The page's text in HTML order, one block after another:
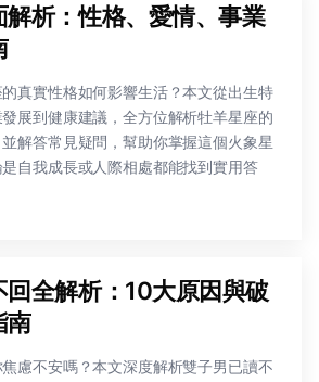
析：性格、愛情、事業
真實性格如何影響生活？本文從出生特
展到健康建議，全方位解析牡羊星座的
解答常見疑問，幫助你掌握這個火象星
自我成長或人際相處都能找到實用答
回全解析：10大原因與破
南
慮不安嗎？本文深度解析雙子男已讀不